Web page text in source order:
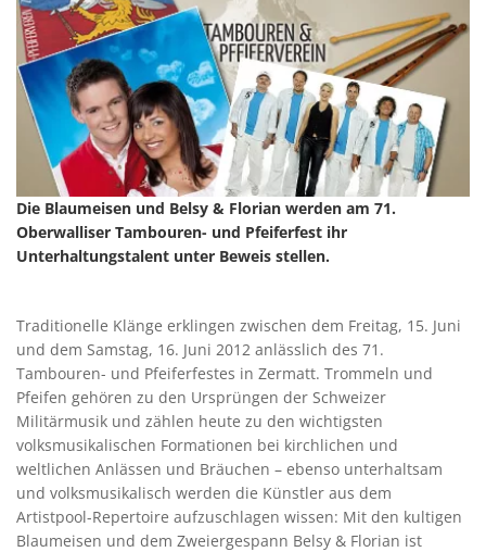
Die Blaumeisen und Belsy & Florian werden am 71.
Oberwalliser Tambouren- und Pfeiferfest ihr
Unterhaltungstalent unter Beweis stellen.
Traditionelle Klänge erklingen zwischen dem Freitag, 15. Juni
und dem Samstag, 16. Juni 2012 anlässlich des 71.
Tambouren- und Pfeiferfestes in Zermatt. Trommeln und
Pfeifen gehören zu den Ursprüngen der Schweizer
Militärmusik und zählen heute zu den wichtigsten
volksmusikalischen Formationen bei kirchlichen und
weltlichen Anlässen und Bräuchen – ebenso unterhaltsam
und volksmusikalisch werden die Künstler aus dem
Artistpool-Repertoire aufzuschlagen wissen: Mit den kultigen
Blaumeisen und dem Zweiergespann Belsy & Florian ist